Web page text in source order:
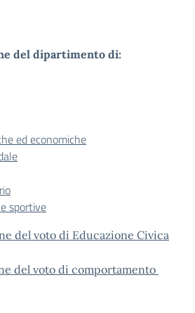
del dipartimento di:
ed economiche
sportive
del voto di Educazione Civica
del voto di comportamento